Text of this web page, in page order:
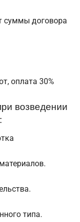
суммы договора
оплата 30%
возведении
типа.